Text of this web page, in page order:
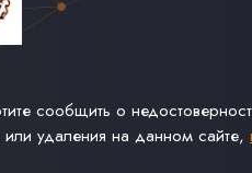
сообщить о
или удаления на данном сайте,